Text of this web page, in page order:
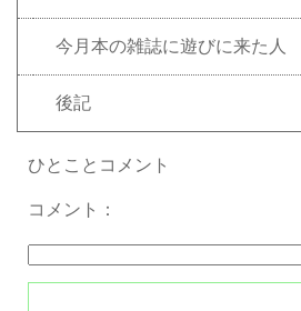
今月本の雑誌に遊びに来た人
後記
ひとことコメント
コメント：